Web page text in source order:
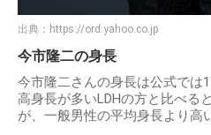
出典： https://ord.yahoo.co.jp
今市隆二の身長
今市隆二さんの身長は公式では
高身長が多いLDHの方と比べる
が、一般男性の平均身長より高